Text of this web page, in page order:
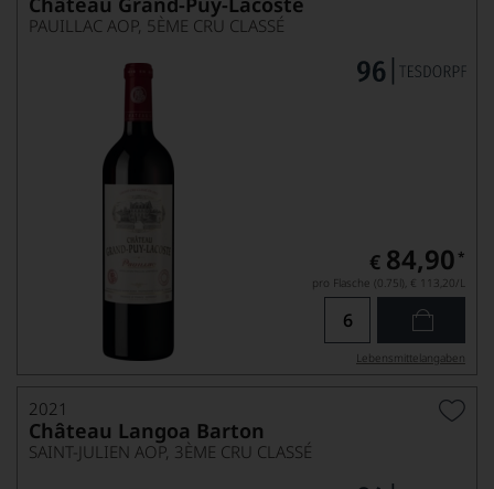
PAUILLAC AOP, 5ÈME CRU CLASSÉ
€ 84,90 *
pro Flasche (0.75l), € 113,20/L
Lebensmittel­angaben
2021
Château Langoa Barton
SAINT-JULIEN AOP, 3ÈME CRU CLASSÉ